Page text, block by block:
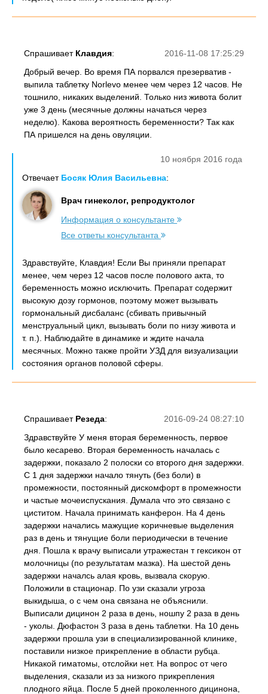
2016-11-08 17:25:29
Спрашивает Клавдия:
Добрый вечер. Во время ПА порвался презерватив -
выпила таблетку Norlevo менее чем через 12 часов. Не
тошнило, никаких выделений. Только низ живота болит
уже 3 день (месячные должны начаться через
неделю). Какова вероятность беременности? Так как
ПА пришелся на день овуляции.
10 ноября 2016 года
Отвечает Босяк Юлия Васильевна:
Врач гинеколог, репродуктолог
Информация о консультанте
Все ответы консультанта
Здравствуйте, Клавдия! Если Вы приняли препарат
менее, чем через 12 часов после полового акта, то
беременность можно исключить. Препарат содержит
высокую дозу гормонов, поэтому может вызывать
гормональный дисбаланс (сбивать привычный
менструальный цикл, вызывать боли по низу живота и
т. п.). Наблюдайте в динамике и ждите начала
месячных. Можно также пройти УЗД для визуализации
состояния органов половой сферы.
2016-09-24 08:27:10
Спрашивает Резеда:
Здравствуйте У меня вторая беременность, первое
было кесарево. Вторая беременность началась с
задержки, показало 2 полоски со второго дня задержки.
С 1 дня задержки начало тянуть (без боли) в
промежности, постоянный дискомфорт в промежности
и частые мочеиспускания. Думала что это связано с
циститом. Начала принимать канферон. На 4 день
задержки начались мажущие коричневые выделения
раз в день и тянущие боли периодически в течение
дня. Пошла к врачу выписали утражестан т гексикон от
молочницы (по результатам мазка). На шестой день
задержки началсь алая кровь, вызвала скорую.
Положили в стационар. По узи сказали угроза
выкидыша, о с чем она связана не объяснили.
Выписали дицинон 2 раза в день, ношпу 2 раза в день
- уколы. Дюфастон 3 раза в день таблетки. На 10 день
задержки прошла узи в специализированной клинике,
поставили низкое прикрепление в области рубца.
Никакой гиматомы, отслойки нет. На вопрос от чего
выделения, сказали из за низкого прикрепления
плодного яйца. После 5 дней проколенного дицинона,